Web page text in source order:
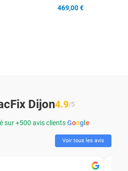
469,00 €
Dijon4.9/5
sur +500 avis clientsGoog e
Voir tous les avis